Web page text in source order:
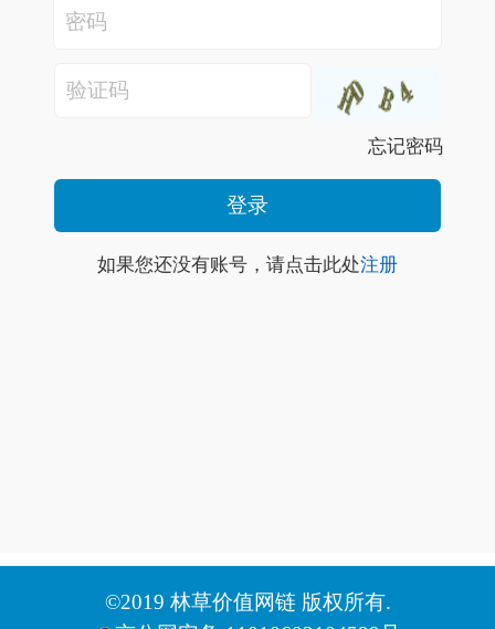
忘记密码
如果您还没有账号，请点击此处注册
©2019 林草价值网链 版权所有.